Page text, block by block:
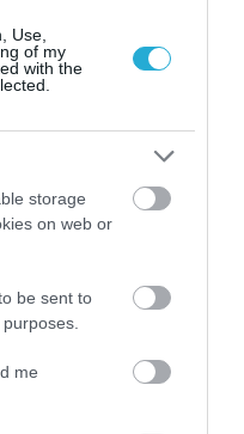
Use,
of my
with the
storage
on web or
be sent to
me
ελληνικής